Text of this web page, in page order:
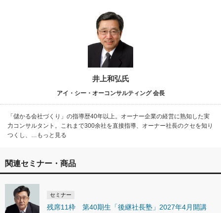
井上和弘氏
アイ・シー・オーコンサルティング 会長
「儲かる会社づくり」の指導歴40年以上。オーナー企業の経営に熟知した実
力コンサルタント。これまで300余社を直接指導、オーナー社長のクセを知り
つくし、…もっと見る
関連セミナー・商品
セミナー
残席11枠 第40期生「後継社長塾」2027年4月開講